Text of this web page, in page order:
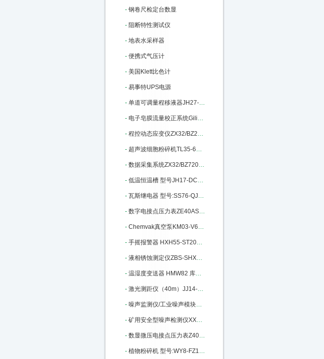
- 钢卷尺检定台数显
- 阻断特性测试仪
- 地表水采样器
- 便携式气压计
- 美国Klett比色计
- 易事特UPS电源
- 单道可调量程移液器JH27-100-1000ul M22806
- 电子皂膜流量校正系统Gilibrator-2：M91285
- 程控动态应变仪ZX32/BZ2668 库号：M184253
- 超声波细胞粉碎机TL35-650Y库号：M240147
- 数据采集系统ZX32/BZ7201库号：M242379
- 低温恒温槽 型号JH17-DC0506：M302981
- 瓦斯继电器 型号:SS76-QJ1G-80A：M337579
- 数字电接点压力表ZE40AS-100K库号：M358090
- Chemvak真空泵KM03-V600库号：M364317
- 手摇报警器 HXH55-ST200库号：M398695
- 液相锈蚀测定仪ZBS-SHXS-3库号：M400669
- 温湿度变送器 HMW82 库号：M403629
- 激光测距仪（40m）JJ14-HP-5040库号：M404255
- 噪声监测仪/工业噪声模块BR-ZS2：M405669
- 矿用安全型噪声检测仪XX15-YSD130：M340378
- 数显微压电接点压力表Z40AS-600P-E/C
- 植物粉碎机 型号:WY8-FZ102库号：M11164